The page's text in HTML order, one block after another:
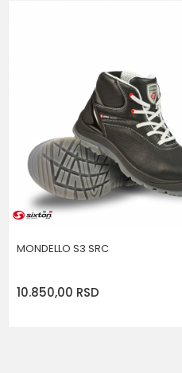
NIVO ZAŠTITE OBUĆE
MONDELLO S3 SRC
10.850,00 RSD